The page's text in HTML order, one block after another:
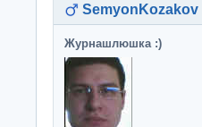
SemyonKozakov
Журнашлюшка :)